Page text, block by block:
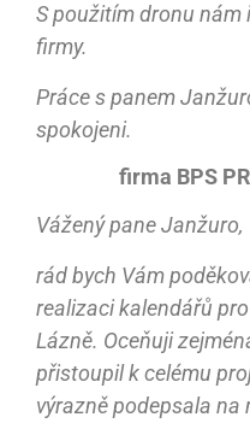
S použitím dronu nám
firmy.
Práce s panem
spokojeni.
firma BPS
Vážený pane Janžuro,
rád bych Vám
realizaci kalendářů
Lázně. Oceňuji
přistoupil k celému
výrazně podepsala na